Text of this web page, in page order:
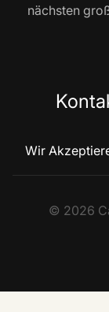
nächsten
Wir
© 2026